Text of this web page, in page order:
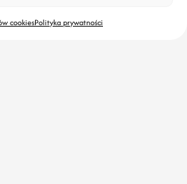
cookiesPolityka prywatności